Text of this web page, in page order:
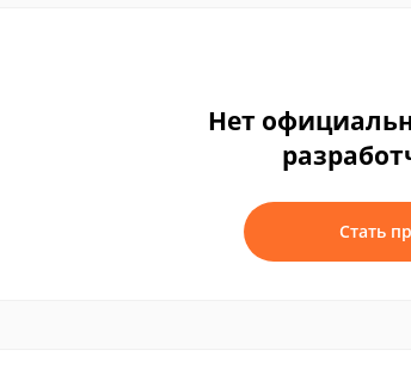
Нет
Стать